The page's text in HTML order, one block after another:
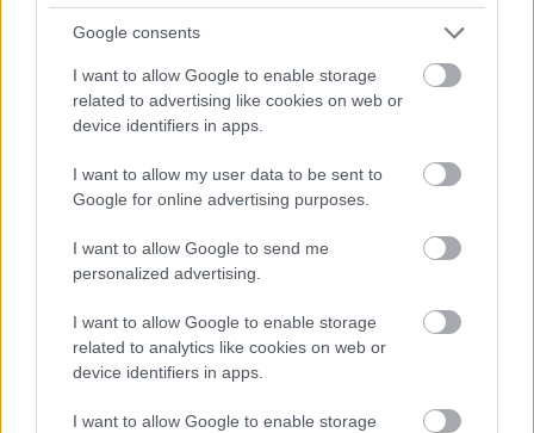
Google consents
I want to allow Google to enable storage
related to advertising like cookies on web or
device identifiers in apps.
I want to allow my user data to be sent to
Google for online advertising purposes.
I want to allow Google to send me
personalized advertising.
I want to allow Google to enable storage
related to analytics like cookies on web or
device identifiers in apps.
I want to allow Google to enable storage
χωρίς ζάχαρη
2,20€ – 8,80€
Select options Select options